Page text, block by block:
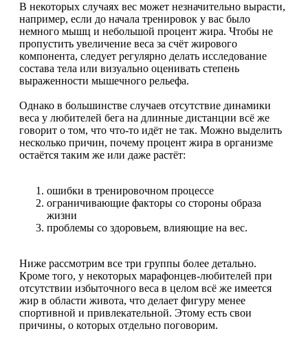
В некоторых случаях вес может незначительно вырасти,
например, если до начала тренировок у вас было
немного мышц и небольшой процент жира. Чтобы не
пропустить увеличение веса за счёт жирового
компонента, следует регулярно делать исследование
состава тела или визуально оценивать степень
выраженности мышечного рельефа.
Однако в большинстве случаев отсутствие динамики
веса у любителей бега на длинные дистанции всё же
говорит о том, что что-то идёт не так. Можно выделить
несколько причин, почему процент жира в организме
остаётся таким же или даже растёт:
ошибки в тренировочном процессе
ограничивающие факторы со стороны образа
жизни
проблемы со здоровьем, влияющие на вес.
Ниже рассмотрим все три группы более детально.
Кроме того, у некоторых марафонцев-любителей при
отсутствии избыточного веса в целом всё же имеется
жир в области живота, что делает фигуру менее
спортивной и привлекательной. Этому есть свои
причины, о которых отдельно поговорим.